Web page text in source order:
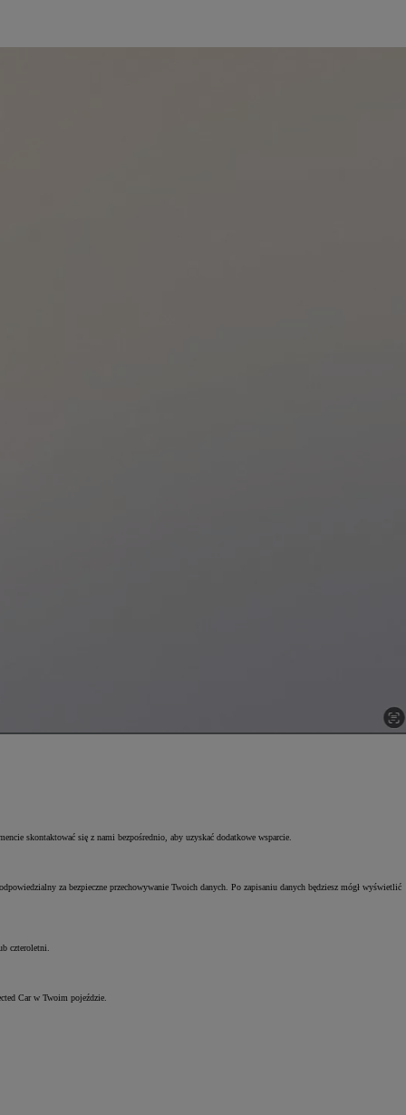
skontaktować się z nami bezpośrednio, aby uzyskać dodatkowe wsparcie.
za bezpieczne przechowywanie Twoich danych. Po zapisaniu danych będziesz mógł wyświetlić
czteroletni.
Car w Twoim pojeździe.